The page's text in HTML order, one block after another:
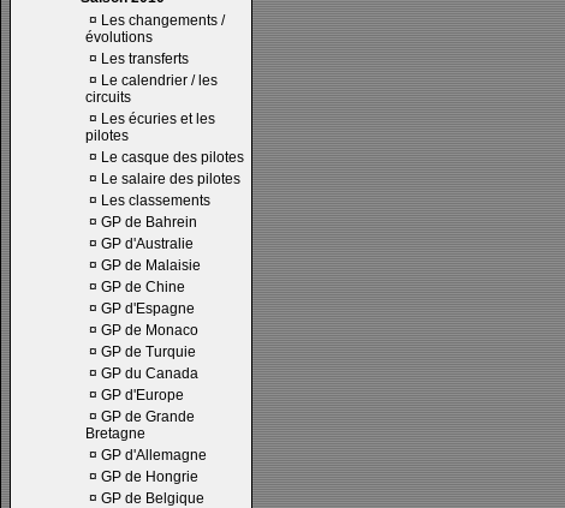
¤ Les changements /
évolutions
¤ Les transferts
¤ Le calendrier / les
circuits
¤ Les écuries et les
pilotes
¤ Le casque des pilotes
¤ Le salaire des pilotes
¤ Les classements
¤ GP de Bahrein
¤ GP d'Australie
¤ GP de Malaisie
¤ GP de Chine
¤ GP d'Espagne
¤ GP de Monaco
¤ GP de Turquie
¤ GP du Canada
¤ GP d'Europe
¤ GP de Grande
Bretagne
¤ GP d'Allemagne
¤ GP de Hongrie
¤ GP de Belgique